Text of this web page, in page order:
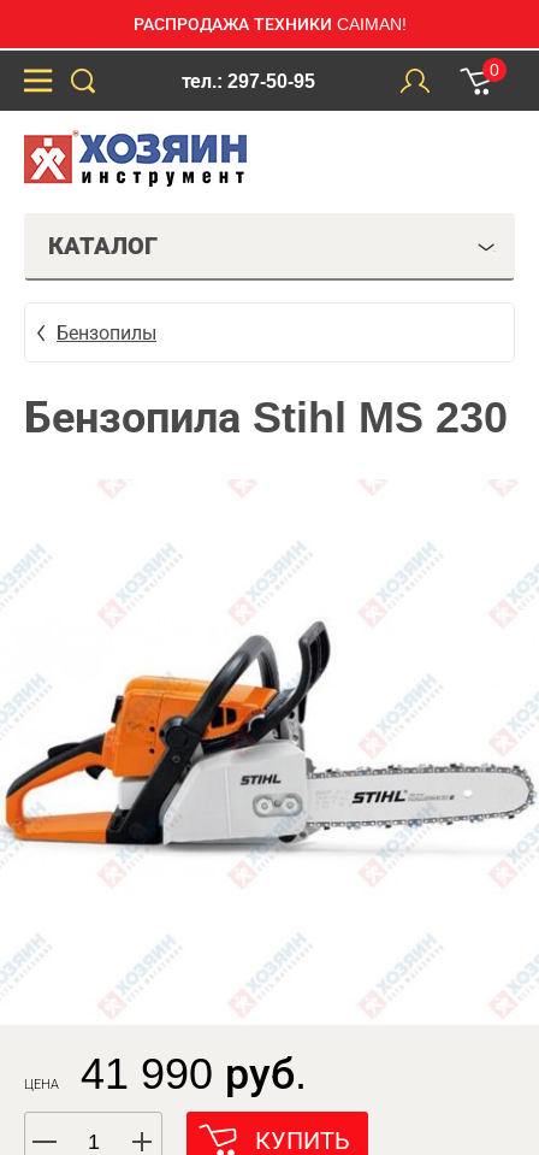
РАСПРОДАЖА ТЕХНИКИ CAIMAN!
тел.: 297-50-95
0
КАТАЛОГ
Бензопилы
Бензопила Stihl MS 230
ЦЕНА 41 990 руб.
КУПИТЬ